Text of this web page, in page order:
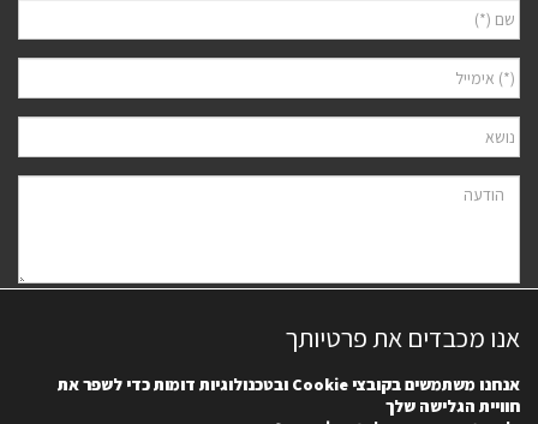
הפרטיותשל האתר. ידוע לי שאוכל לבטל את הרישום בכל עת.
אנו מכבדים את פרטיותך
אנחנו משתמשים בקובציCookie ובטכנולוגיות דומות כדי לשפר את
חוויית הגלישה שלך